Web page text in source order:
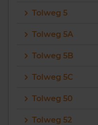
Tolweg 5
Tolweg 5A
Tolweg 5B
Tolweg 5C
Tolweg 50
Tolweg 52